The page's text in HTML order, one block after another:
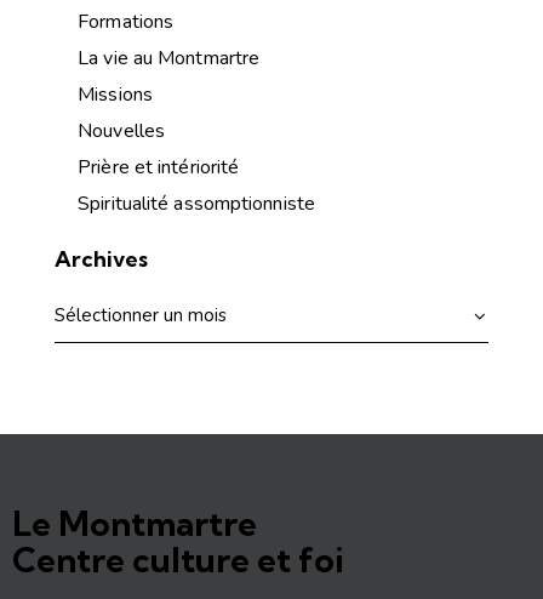
Formations
La vie au Montmartre
Missions
Nouvelles
Prière et intériorité
Spiritualité assomptionniste
Archives
Le Montmartre
Centre culture et foi